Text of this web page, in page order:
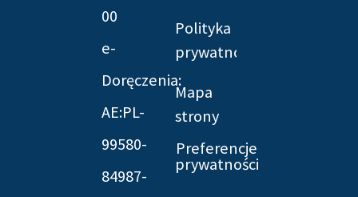
00
e-
Doręczenia:
AE:PL-
99580-
84987-
Polityka
prywatności
Mapa
strony
Preferencje
prywatności